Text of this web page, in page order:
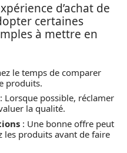
d’achat de
certaines
à mettre en
le temps de comparer
produits.
: Lorsque possible, réclamer
la qualité.
: Une bonne offre peut
les produits avant de faire